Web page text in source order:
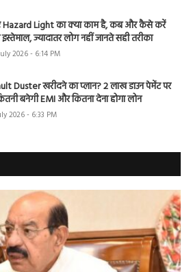
Hazard Light का क्या काम है, कब और कैसे करें
ज्यादातर लोग नहीं जानते सही तरीका
2026 - 6:14 PM
Duster खरीदने का प्लान? 2 लाख डाउन पेमेंट पर
बनेगी EMI और कितना देना होगा लोन
2026 - 6:33 PM